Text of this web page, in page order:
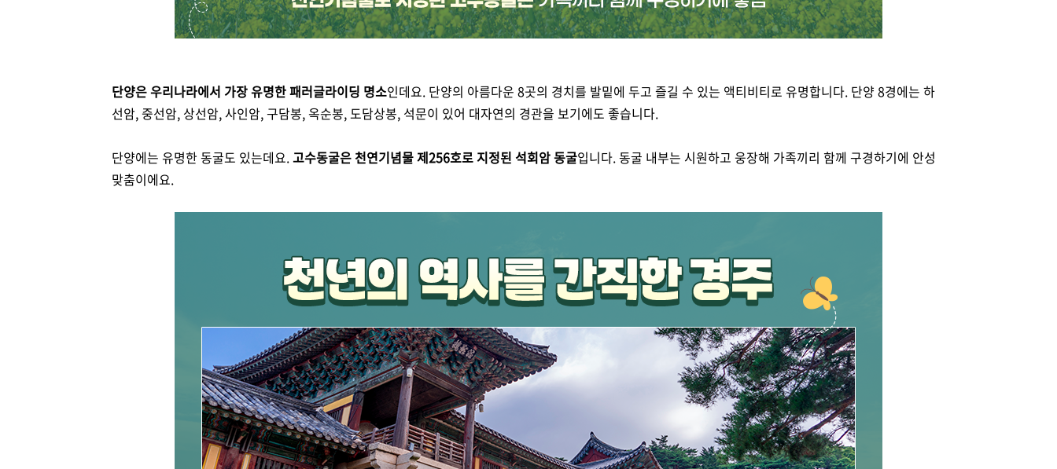
단양은 우리나라에서 가장 유명한 패러글라이딩 명소인데요. 단양의 아름다운 8곳의 경치를 발밑에 두고 즐길 수 있는 액티비티로 유명합니다. 단양 8경에는 하
선암, 중선암, 상선암, 사인암, 구담봉, 옥순봉, 도담상봉, 석문이 있어 대자연의 경관을 보기에도 좋습니다.
단양에는 유명한 동굴도 있는데요.고수동굴은 천연기념물 제256호로 지정된 석회암 동굴입니다. 동굴 내부는 시원하고 웅장해 가족끼리 함께 구경하기에 안성
맞춤이에요.